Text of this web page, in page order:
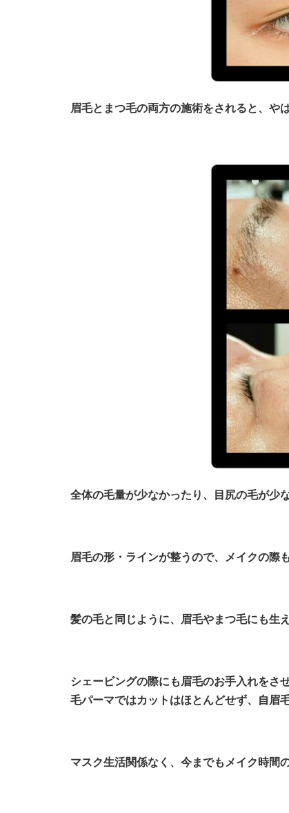
眉毛とまつ毛の両方の施術をされると、や
全体の毛量が少なかったり、目尻の毛が少
眉毛の形・ラインが整うので、メイクの際
髪の毛と同じように、眉毛やまつ毛にも生
シェービングの際にも眉毛のお手入れをさ
毛パーマではカットはほとんどせず、自眉
マスク生活関係なく、今までもメイク時間